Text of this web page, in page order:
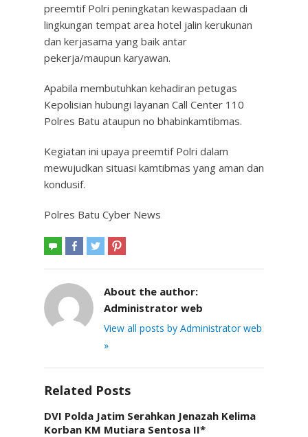
preemtif Polri peningkatan kewaspadaan di
lingkungan tempat area hotel jalin kerukunan
dan kerjasama yang baik antar
pekerja/maupun karyawan.
Apabila membutuhkan kehadiran petugas
Kepolisian hubungi layanan Call Center 110
Polres Batu ataupun no bhabinkamtibmas.
Kegiatan ini upaya preemtif Polri dalam
mewujudkan situasi kamtibmas yang aman dan
kondusif.
Polres Batu Cyber News
About the author:
Administrator web
View all posts by Administrator web
»
Related Posts
DVI Polda Jatim Serahkan Jenazah Kelima
Korban KM Mutiara Sentosa II*